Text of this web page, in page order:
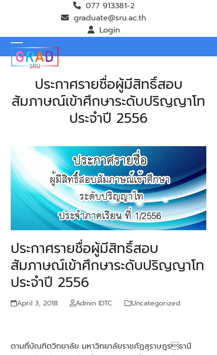
077 913381-2
graduate@sru.ac.th
Login
Open
mobile
menu
Close
mobile
menuประกาศรายชื่อผู้มีสิทธิ์สอบ
สัมภาษณ์เข้าศึกษาระดับปริญญาโท
ประจำปี 2556
ประกาศรายชื่อผู้มีสิทธิ์สอบ
สัมภาษณ์เข้าศึกษาระดับปริญญาโท
ประจำปี 2556
April 3, 2018 Admin IDTC Uncategorized
ตามที่บัณฑิตวิทยาลัย มหาวิทยาลัยราชภัฏสุราษฎรธานี